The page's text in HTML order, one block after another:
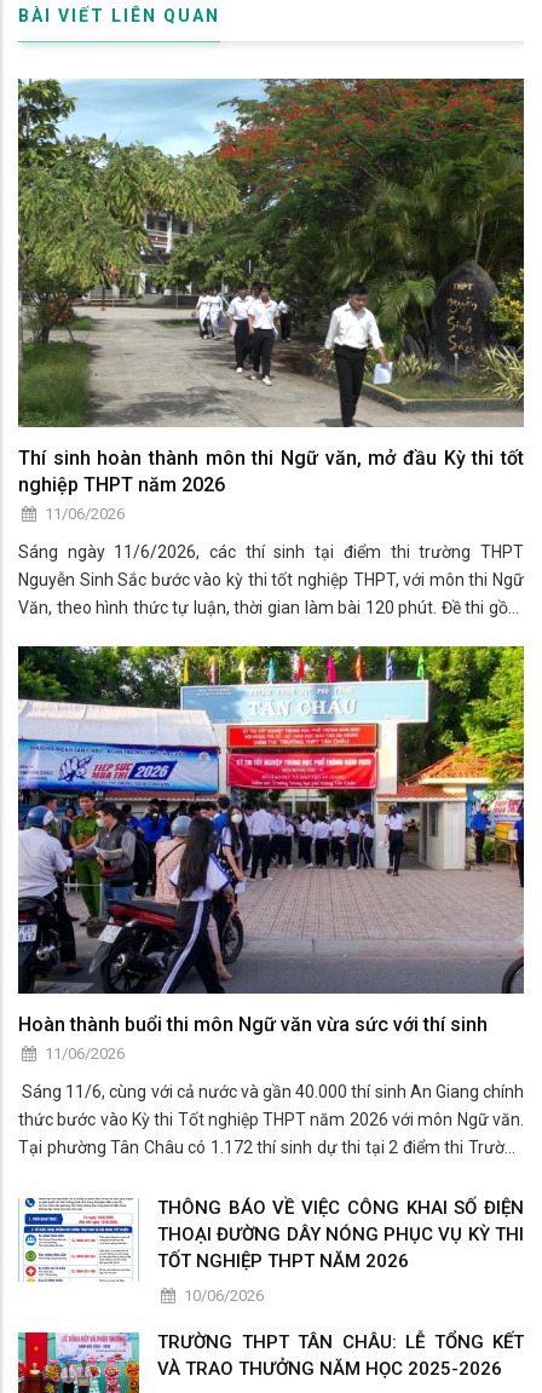
BÀI VIẾT LIÊN QUAN
Thí sinh hoàn thành môn thi Ngữ văn, mở đầu Kỳ thi tốt
nghiệp THPT năm 2026
11/06/2026
Sáng ngày 11/6/2026, các thí sinh tại điểm thi trường THPT
Nguyễn Sinh Sắc bước vào kỳ thi tốt nghiệp THPT, với môn thi Ngữ
Văn, theo hình thức tự luận, thời gian làm bài 120 phút. Đề thi gồm
Hoàn thành buổi thi môn Ngữ văn vừa sức với thí sinh
11/06/2026
Sáng 11/6, cùng với cả nước và gần 40.000 thí sinh An Giang chính
thức bước vào Kỳ thi Tốt nghiệp THPT năm 2026 với môn Ngữ văn.
Tại phường Tân Châu có 1.172 thí sinh dự thi tại 2 điểm thi Trường
THÔNG BÁO VỀ VIỆC CÔNG KHAI SỐ ĐIỆN
THOẠI ĐƯỜNG DÂY NÓNG PHỤC VỤ KỲ THI
TỐT NGHIỆP THPT NĂM 2026
10/06/2026
TRƯỜNG THPT TÂN CHÂU: LỄ TỔNG KẾT
VÀ TRAO THƯỞNG NĂM HỌC 2025-2026